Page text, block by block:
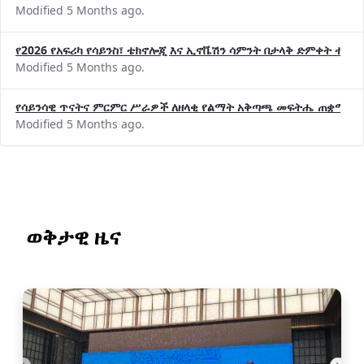
የ2026 የአፍሪካ የሳይንስ፣ ቴክኖሎጂ እና ኢኖቬሽን ሳምንት በታላቅ ድምቀት
Modified 5 Months ago.
የሳይንሳዊ ጥናትና ምርምር ሥራዎች ለዘላቂ የልማት አቅጣጫ መፍትሔ ጠቋሚ
Modified 5 Months ago.